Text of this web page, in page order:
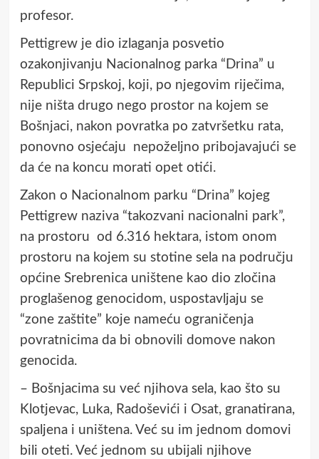
profesor.
Pettigrew je dio izlaganja posvetio
ozakonjivanju Nacionalnog parka “Drina” u
Republici Srpskoj, koji, po njegovim riječima,
nije ništa drugo nego prostor na kojem se
Bošnjaci, nakon povratka po zatvršetku rata,
ponovno osjećaju nepoželjno pribojavajući se
da će na koncu morati opet otići.
Zakon o Nacionalnom parku “Drina” kojeg
Pettigrew naziva “takozvani nacionalni park”,
na prostoru od 6.316 hektara, istom onom
prostoru na kojem su stotine sela na području
općine Srebrenica uništene kao dio zločina
proglašenog genocidom, uspostavljaju se
“zone zaštite” koje nameću ograničenja
povratnicima da bi obnovili domove nakon
genocida.
– Bošnjacima su već njihova sela, kao što su
Klotjevac, Luka, Radoševići i Osat, granatirana,
spaljena i uništena. Već su im jednom domovi
bili oteti. Već jednom su ubijali njihove